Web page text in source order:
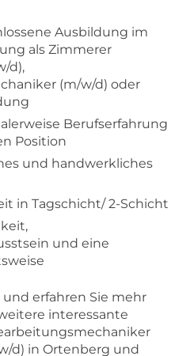
Ausbildung im
als Zimmerer
d),
(m/w/d) oder
Berufserfahrung
Position
und handwerkliches
in Tagschicht/ 2-Schicht
und eine
erfahren Sie mehr
interessante
d) in Ortenberg und